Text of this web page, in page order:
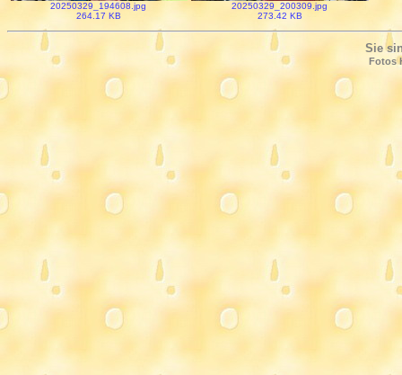
20250329_194608.jpg
264.17 KB
20250329_200309.jpg
273.42 KB
Sie
Fotos